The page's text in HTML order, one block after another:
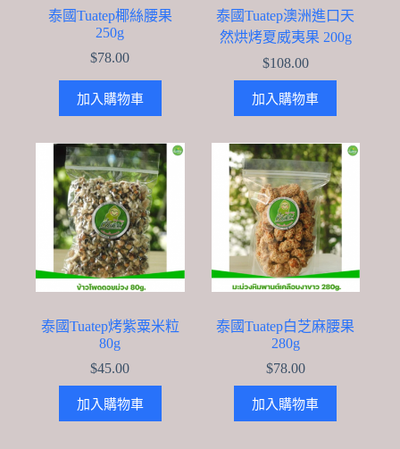
泰國Tuatep椰絲腰果
250g
$78.00
加入購物車
泰國Tuatep澳洲進口天
然烘烤夏威夷果 200g
$108.00
加入購物車
泰國Tuatep烤紫粟米粒
80g
$45.00
加入購物車
泰國Tuatep白芝麻腰果
280g
$78.00
加入購物車